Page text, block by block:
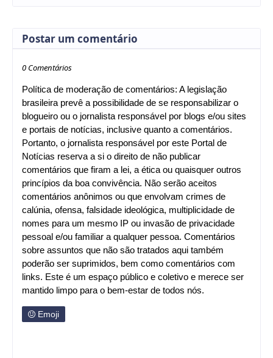
Postar um comentário
0 Comentários
Política de moderação de comentários: A legislação
brasileira prevê a possibilidade de se responsabilizar o
blogueiro ou o jornalista responsável por blogs e/ou sites
e portais de notícias, inclusive quanto a comentários.
Portanto, o jornalista responsável por este Portal de
Notícias reserva a si o direito de não publicar
comentários que firam a lei, a ética ou quaisquer outros
princípios da boa convivência. Não serão aceitos
comentários anônimos ou que envolvam crimes de
calúnia, ofensa, falsidade ideológica, multiplicidade de
nomes para um mesmo IP ou invasão de privacidade
pessoal e/ou familiar a qualquer pessoa. Comentários
sobre assuntos que não são tratados aqui também
poderão ser suprimidos, bem como comentários com
links. Este é um espaço público e coletivo e merece ser
mantido limpo para o bem-estar de todos nós.
Emoji